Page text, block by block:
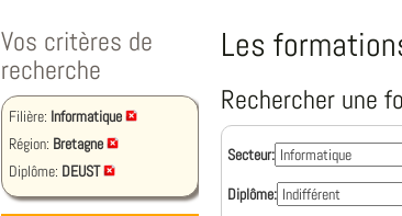
Vos critères de
recherche
Filière: Informatique
Région: Bretagne
Diplôme: DEUST
Les
Rechercher une
Secteur:
Diplôme: